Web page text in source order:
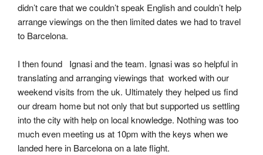
didn’t care that we couldn’t speak English and couldn’t help
arrange viewings on the then limited dates we had to travel
to Barcelona.
I then found   Ignasi and the team. Ignasi was so helpful in
translating and arranging viewings that  worked with our
weekend visits from the uk. Ultimately they helped us find
our dream home but not only that but supported us settling
into the city with help on local knowledge. Nothing was too
much even meeting us at 10pm with the keys when we
landed here in Barcelona on a late flight.